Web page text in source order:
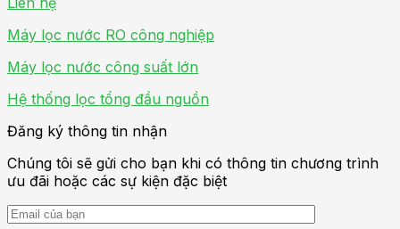
Máy lọc nước RO công nghiệp
Máy lọc nước công suất lớn
Hệ thống lọc tổng đầu nguồn
Đăng ký thông tin nhận
Chúng tôi sẽ gửi cho bạn khi có thông tin chương trình
ưu đãi hoặc các sự kiện đặc biệt